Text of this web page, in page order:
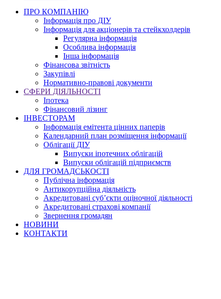
ПРО КОМПАНІЮ
Інформація про ДІУ
Інформація для акціонерів та стейкхолдерів
Регулярна інформація
Особлива інформація
Інша інформація
Фінансова звітність
Закупівлі
Нормативно-правові документи
СФЕРИ ДІЯЛЬНОСТІ
Іпотека
Фінансовий лізинг
ІНВЕСТОРАМ
Інформація емітента цінних паперів
Календарний план розміщення інформації
Облігації ДІУ
Випуски іпотечних облігацій
Випуски облігацій підприємств
ДЛЯ ГРОМАДСЬКОСТІ
Публічна інформація
Антикорупційна діяльність
Акредитовані суб’єкти оціночної діяльності
Акредитовані страхові компанії
Звернення громадян
НОВИНИ
КОНТАКТИ